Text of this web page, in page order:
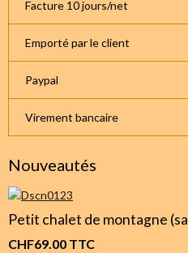
Facture 10 jours/net
Emporté par le client
Paypal
Virement bancaire
Nouveautés
Petit chalet de montagne
CHF69.00 TTC